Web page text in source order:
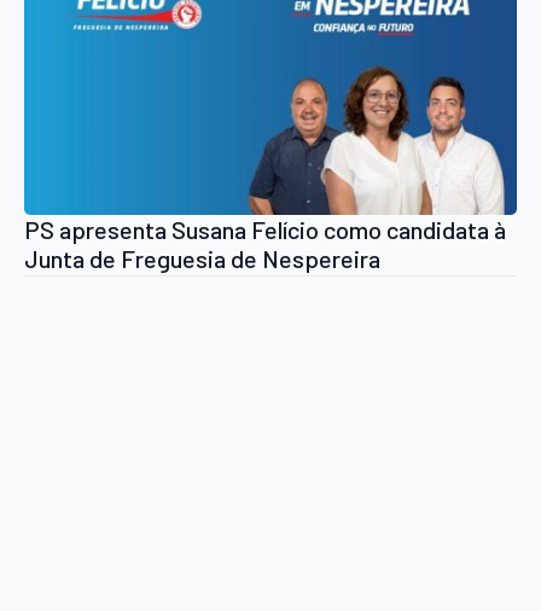
PS apresenta Susana Felício como candidata à
Junta de Freguesia de Nespereira